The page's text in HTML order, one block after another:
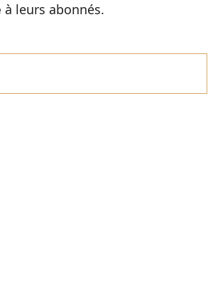
à leurs abonnés.